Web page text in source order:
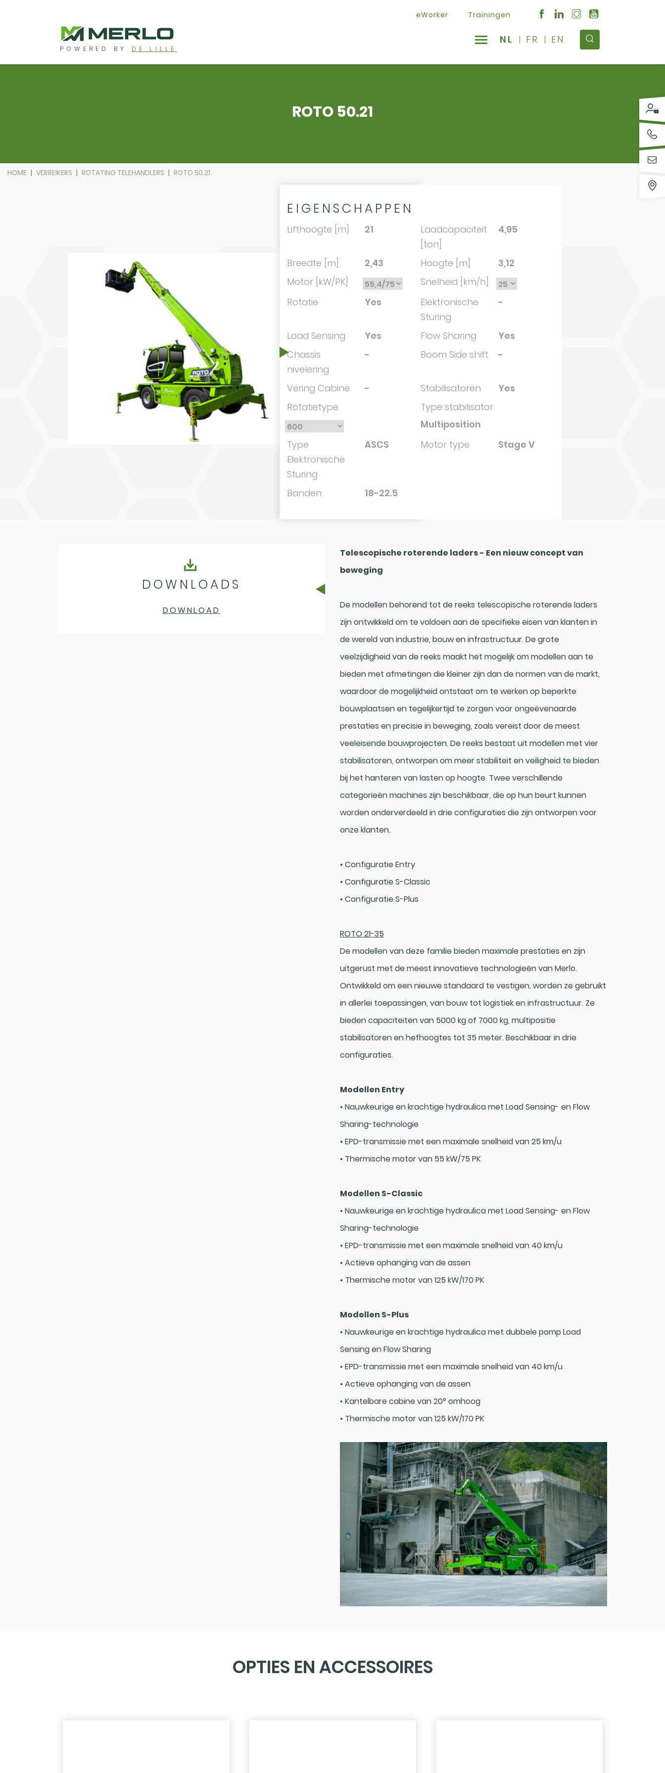
eWorker Trainingen
POWERED BY DE LILLE
NL FR EN
ROTO 50.21
HOME VERREIKERS ROTATING TELEHANDLERS ROTO 50.21
EIGENSCHAPPEN
Lifthoogte [m] 21
Laadcapaciteit
[ton]
4,95
Breedte [m] 2,43 Hoogte [m]
3,12
Motor [kW/PK]
Snelheid [km/h]
Rotatie
Yes
Elektronische
Sturing
-
Load Sensing Yes Flow Sharing
Yes
Chassis
nivelering
- Boom Side shift -
Vering Cabine - Stabilisatoren
Yes
Rotatietype
Type stabilisator
Multiposition
Type
Elektronische
Sturing
ASCS Motor type Stage V
Banden 18-22.5
DOWNLOADS
DOWNLOAD
Telescopische roterende laders - Een nieuw concept van
beweging
De modellen behorend tot de reeks telescopische roterende laders
zijn ontwikkeld om te voldoen aan de specifieke eisen van klanten in
de wereld van industrie, bouw en infrastructuur. De grote
veelzijdigheid van de reeks maakt het mogelijk om modellen aan te
bieden met afmetingen die kleiner zijn dan de normen van de markt,
waardoor de mogelijkheid ontstaat om te werken op beperkte
bouwplaatsen en tegelijkertijd te zorgen voor ongeëvenaarde
prestaties en precisie in beweging, zoals vereist door de meest
veeleisende bouwprojecten. De reeks bestaat uit modellen met vier
stabilisatoren, ontworpen om meer stabiliteit en veiligheid te bieden
bij het hanteren van lasten op hoogte. Twee verschillende
categorieën machines zijn beschikbaar, die op hun beurt kunnen
worden onderverdeeld in drie configuraties die zijn ontworpen voor
onze klanten.
• Configuratie Entry
• Configuratie S-Classic
• Configuratie S-Plus
ROTO 21-35
De modellen van deze familie bieden maximale prestaties en zijn
uitgerust met de meest innovatieve technologieën van Merlo.
Ontwikkeld om een nieuwe standaard te vestigen, worden ze gebruikt
in allerlei toepassingen, van bouw tot logistiek en infrastructuur. Ze
bieden capaciteiten van 5000 kg of 7000 kg, multipositie
stabilisatoren en hefhoogtes tot 35 meter. Beschikbaar in drie
configuraties.
Modellen Entry
• Nauwkeurige en krachtige hydraulica met Load Sensing- en Flow
Sharing-technologie
• EPD-transmissie met een maximale snelheid van 25 km/u
• Thermische motor van 55 kW/75 PK
Modellen S-Classic
• Nauwkeurige en krachtige hydraulica met Load Sensing- en Flow
Sharing-technologie
• EPD-transmissie met een maximale snelheid van 40 km/u
• Actieve ophanging van de assen
• Thermische motor van 125 kW/170 PK
Modellen S-Plus
• Nauwkeurige en krachtige hydraulica met dubbele pomp Load
Sensing en Flow Sharing
• EPD-transmissie met een maximale snelheid van 40 km/u
• Actieve ophanging van de assen
• Kantelbare cabine van 20° omhoog
• Thermische motor van 125 kW/170 PK
OPTIES EN ACCESSOIRES